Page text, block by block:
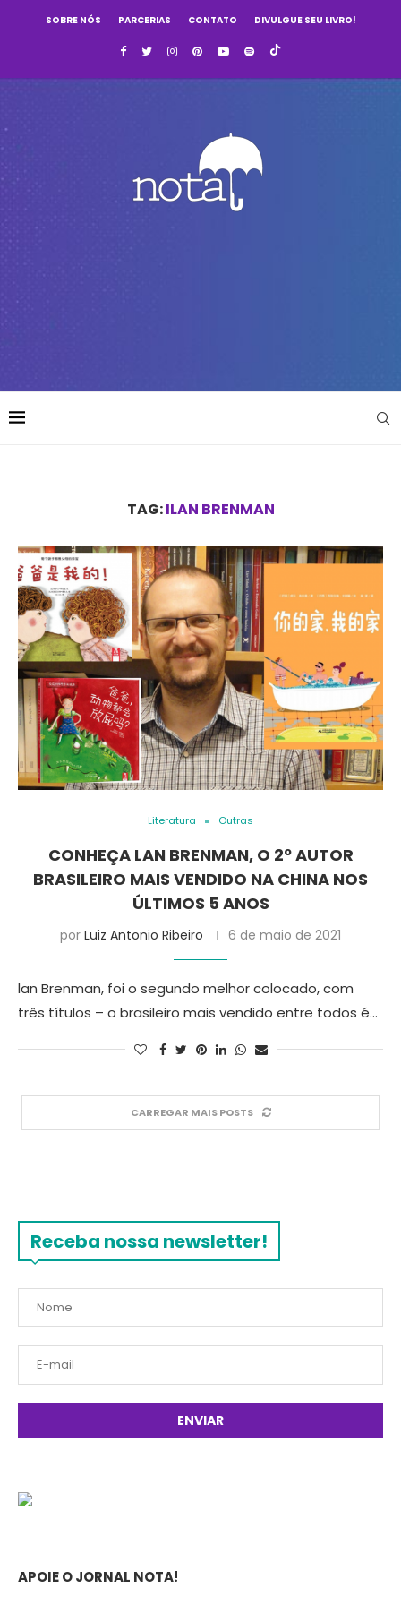
SOBRE NÓS PARCERIAS CONTATO DIVULGUE SEU LIVRO!
TAG:ILAN BRENMAN
Literatura Outras
CONHEÇA LAN BRENMAN, O 2º AUTOR
BRASILEIRO MAIS VENDIDO NA CHINA NOS
ÚLTIMOS 5 ANOS
por Luiz Antonio Ribeiro 6 de maio de 2021
lan Brenman, foi o segundo melhor colocado, com
três títulos – o brasileiro mais vendido entre todos é…
CARREGAR MAIS POSTS
Receba nossa newsletter!
APOIE O JORNAL NOTA!